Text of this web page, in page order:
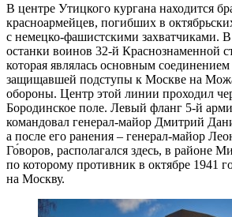
В центре Утицкого кургана находится
красноармейцев, погибших в
с немецко-фашистскими захватчиками. В
останки воинов 32-й Краснознаменной
которая являлась основным
защищавшей подступы к Москве на
обороны. Центр этой линии проходил
Бородинское поле. Левый фланг 5-й
командовал генерал-майор Дмитрий
а после его ранения – генерал-майор
Го́воров, располагался здесь, в районе
по которому противник в октябре 1941
на Москву.